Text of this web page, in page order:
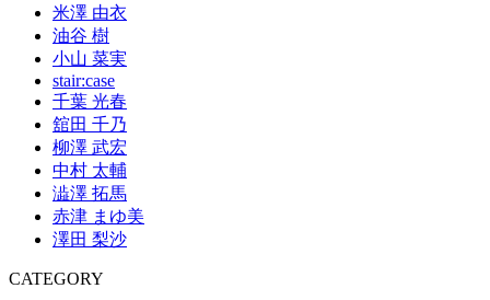
米澤 由衣
油谷 樹
小山 菜実
stair:case
千葉 光春
舘田 千乃
柳澤 武宏
中村 太輔
澁澤 拓馬
赤津 まゆ美
澤田 梨沙
CATEGORY